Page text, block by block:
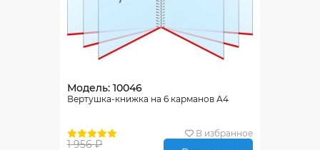
Модель: 10046
Вертушка-книжка на 6 карманов А4
В избранное
1 956 ₽